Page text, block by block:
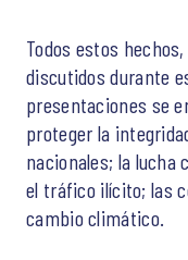
Todos estos
discutidos durante
presentaciones se
proteger la
nacionales; la lucha
el tráfico ilícito; las
cambio climático.